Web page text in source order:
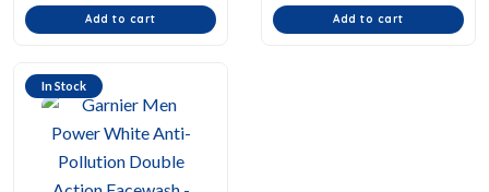
Add to cart Add to cart
In Stock